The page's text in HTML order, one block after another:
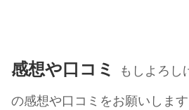
感想や口コミ
もしよろし
の感想や口コミをお願いします